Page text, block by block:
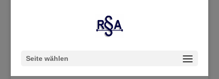
Seite wählen